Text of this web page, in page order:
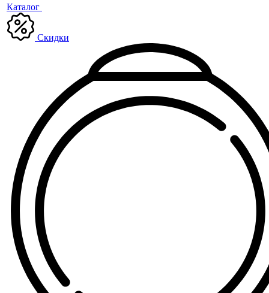
Каталог
Скидки